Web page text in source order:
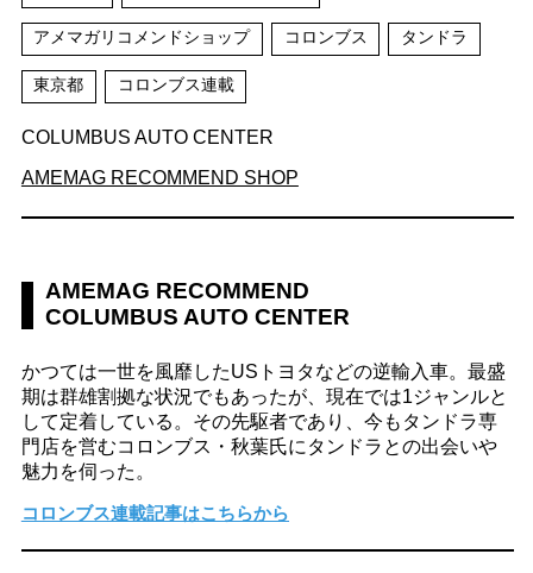
アメマガリコメンドショップ コロンブス タンドラ
東京都 コロンブス連載
COLUMBUS AUTO CENTER
AMEMAG RECOMMEND SHOP
AMEMAG RECOMMEND
COLUMBUS AUTO CENTER
かつては一世を風靡したUSトヨタなどの逆輸入車。最盛
期は群雄割拠な状況でもあったが、現在では1ジャンルと
して定着している。その先駆者であり、今もタンドラ専
門店を営むコロンブス・秋葉氏にタンドラとの出会いや
魅力を伺った。
コロンブス連載記事はこちらから